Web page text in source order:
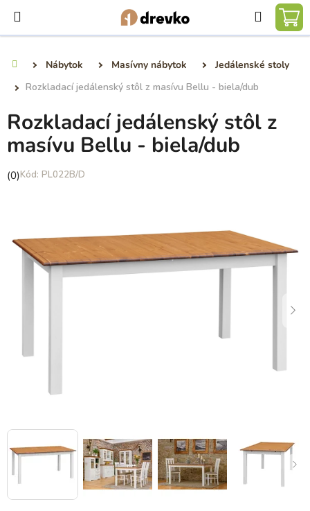
obsah
Hľadať
Nábytok Masívny nábytok
Jedálenské stoly
Rozkladací jedálenský stôl z masívu Bellu - biela/dub
Rozkladací jedálenský stôl z
masívu Bellu - biela/dub
Priemerné
hviezdičiek.
(0) PL022B/D